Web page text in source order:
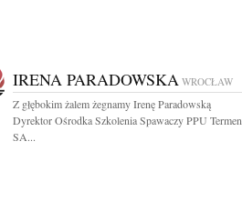
IRENA PARADOWSKA WROCŁAW
Z głębokim żalem żegnamy Irenę Paradowską
Dyrektor Ośrodka Szkolenia Spawaczy PPU Termen
SA...